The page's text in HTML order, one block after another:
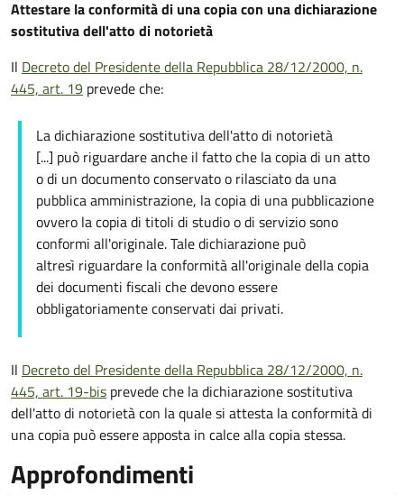
Attestare la conformità di una copia con una dichiarazione
sostitutiva dell'atto di notorietà
Il Decreto del Presidente della Repubblica 28/12/2000, n.
445, art. 19 prevede che:
La dichiarazione sostitutiva dell'atto di notorietà
[...] può riguardare anche il fatto che la copia di un atto
o di un documento conservato o rilasciato da una
pubblica amministrazione, la copia di una pubblicazione
ovvero la copia di titoli di studio o di servizio sono
conformi all'originale. Tale dichiarazione può
altresì riguardare la conformità all'originale della copia
dei documenti fiscali che devono essere
obbligatoriamente conservati dai privati.
Il Decreto del Presidente della Repubblica 28/12/2000, n.
445, art. 19-bis prevede che la dichiarazione sostitutiva
dell'atto di notorietà con la quale si attesta la conformità di
una copia può essere apposta in calce alla copia stessa.
Approfondimenti